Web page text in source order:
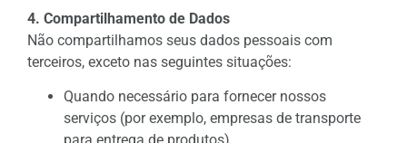
4. Compartilhamento de Dados
Não compartilhamos seus dados pessoais com
terceiros, exceto nas seguintes situações:
Quando necessário para fornecer nossos
serviços (por exemplo, empresas de transporte